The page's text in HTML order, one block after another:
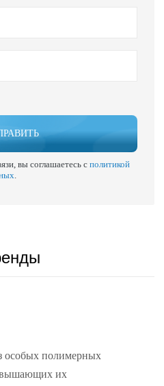
вы соглашаетесь сполитикой
.
особых полимерных
их